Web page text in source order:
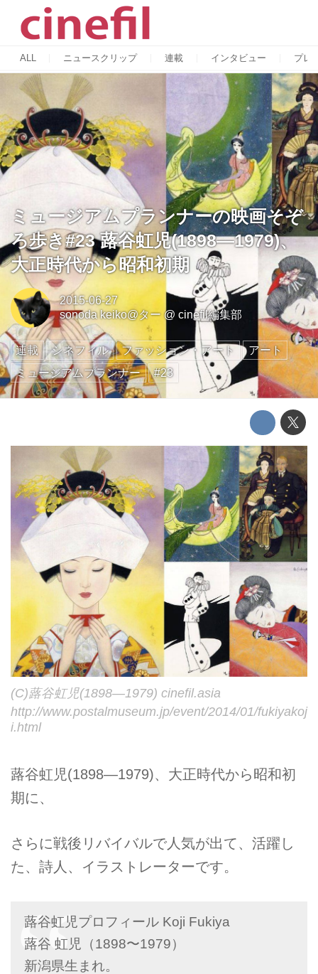
ALL ニュースクリップ 連載 インタビュー プレ
ミュージアムプランナーの映画そぞ
ろ歩き#23 蕗谷虹児(1898―1979)、
大正時代から昭和初期
2015-06-27
sonoda keiko@ター@ cinefil編集部
連載 シネフィル ファッション・アート
アート
ミュージアムプランナー
#23
(C)蕗谷虹児(1898―1979) cinefil.asia
http://www.postalmuseum.jp/event/2014/01/fukiyakoj
i.html
蕗谷虹児(1898―1979)、大正時代から昭和初
期に、
さらに戦後リバイバルで人気が出て、活躍し
た、詩人、イラストレーターです。
蕗谷虹児プロフィール Koji Fukiya
蕗谷 虹児（1898〜1979）
新潟県生まれ。